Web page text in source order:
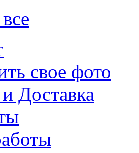
свое фото
Доставка